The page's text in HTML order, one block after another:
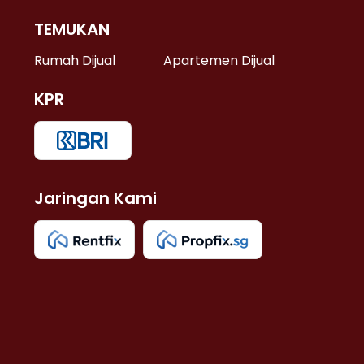
TEMUKAN
Rumah Dijual Apartemen Dijual
KPR
Jaringan Kami